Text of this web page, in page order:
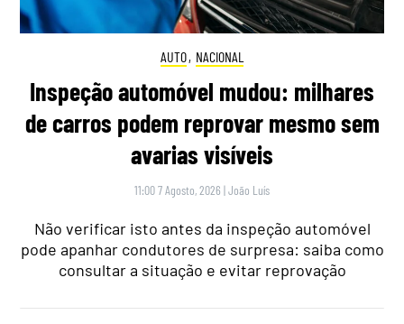
AUTO, NACIONAL
Inspeção automóvel mudou: milhares
de carros podem reprovar mesmo sem
avarias visíveis
11:00 7 Agosto, 2026 |João Luís
Não verificar isto antes da inspeção automóvel
pode apanhar condutores de surpresa: saiba como
consultar a situação e evitar reprovação